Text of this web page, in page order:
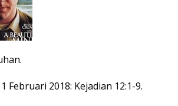
2018: Kejadian 12:1-9.